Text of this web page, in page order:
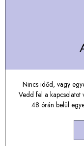
Nincs időd, vagy
Vedd fel a kapcsolatot
48 órán belül